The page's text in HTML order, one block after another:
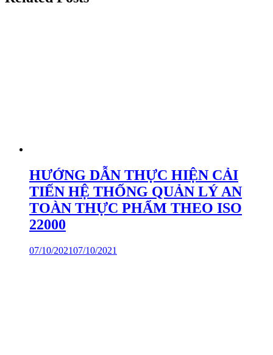
HƯỚNG DẪN THỰC HIỆN CẢI
TIẾN HỆ THỐNG QUẢN LÝ AN
TOÀN THỰC PHẨM THEO ISO
22000
07/10/202107/10/2021